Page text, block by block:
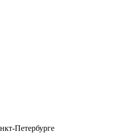
Петербурге